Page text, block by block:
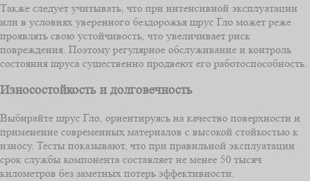
Также следует учитывать, что при интенсивной эксплуатации
или в условиях уверенного бездорожья шрус Гло может реже
проявлять свою устойчивость, что увеличивает риск
повреждения. Поэтому регулярное обслуживание и контроль
состояния шруса существенно продвеют его работоспособность.
Износостойкость и долговечность
Выбирайте шрус Гло, ориентируясь на качество поверхности и
применение современных материалов с высокой стойкостью к
износу. Тесты показывают, что при правильной эксплуатации
срок службы компонента составляет не менее 50 тысяч
километров без заметных потерь эффективности.